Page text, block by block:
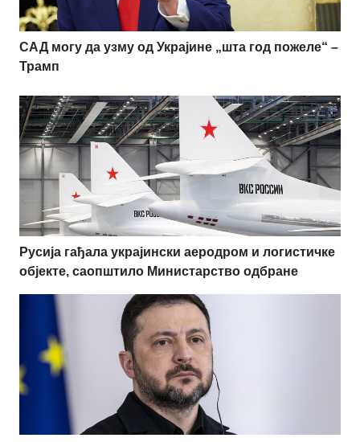
САД могу да узму од Украјине „шта год пожеле“ –
Трамп
Русија гађала украјински аеродром и логистичке
објекте, саопштило Министарство одбране